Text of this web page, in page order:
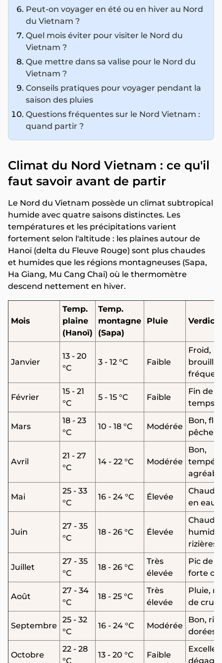
Peut-on voyager en été ou en hiver au Nord
du Vietnam ?
Quel mois éviter pour visiter le Nord du
Vietnam ?
Que mettre dans sa valise pour le Nord du
Vietnam ?
Conseils pratiques pour voyager pendant la
saison des pluies
Questions fréquentes sur le Nord Vietnam :
quand partir ?
Climat du Nord Vietnam : ce qu'il
faut savoir avant de partir
Le Nord du Vietnam possède un climat subtropical
humide avec quatre saisons distinctes. Les
températures et les précipitations varient
fortement selon l'altitude : les plaines autour de
Hanoï (delta du Fleuve Rouge) sont plus chaudes
et humides que les régions montagneuses (Sapa,
Ha Giang, Mu Cang Chai) où le thermomètre
descend nettement en hiver.
Mois
Temp.
plaine
(Hanoï)
Temp.
montagne
(Sapa)
Pluie Verdict
Janvier
13 - 20
°C
3 - 12 °C Faible
Froid,
Février
15 - 21
°C
5 - 15 °C Faible
Fin de
temps
Mars
18 - 23
°C
10 - 18 °C Modérée
Bon,
Avril
21 - 27
°C
14 - 22 °C Modérée
Bon,
Mai
25 - 33
°C
16 - 24 °C Élevée
Chaud,
en eau
Juin
27 - 35
°C
18 - 26 °C Élevée
Chaud
humide,
rizières
Juillet
27 - 35
°C
18 - 26 °C
Très
élevée
Pic de
forte
Août
27 - 34
°C
18 - 25 °C
Très
élevée
Pluie,
de
Septembre
25 - 32
°C
16 - 24 °C Modérée
Bon,
dorées
Octobre
22 - 28
°C
13 - 20 °C Faible
dégagé